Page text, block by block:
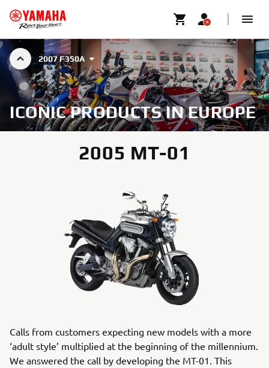
2007 F350A
ICONIC PRODUCTS IN EUROPE
2005 MT-01
Calls from customers expecting new models with a more
‘adult style’ multiplied at the beginning of the millennium.
We answered the call by developing the MT-01. This